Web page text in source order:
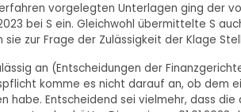
vorgelegten Unterlagen ging der
bei S ein. Gleichwohl übermittelte S
zur Frage der Zulässigkeit der Klage
an (Entscheidungen der
komme es nicht darauf an, ob dem
habe. Entscheidend sei vielmehr, dass